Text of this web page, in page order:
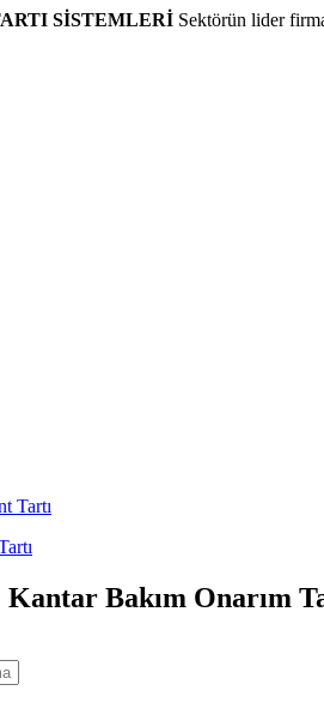
SİSTEMLERİ Sektörün lider
Kantar Bakım Onarım